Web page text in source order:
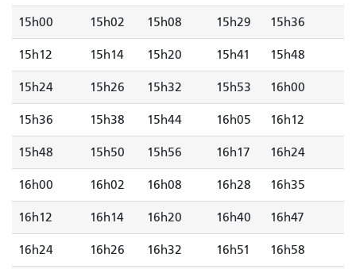
15h00 15h02 15h08 15h29 15h36
15h12 15h14 15h20 15h41 15h48
15h24 15h26 15h32 15h53 16h00
15h36 15h38 15h44 16h05 16h12
15h48 15h50 15h56 16h17 16h24
16h00 16h02 16h08 16h28 16h35
16h12 16h14 16h20 16h40 16h47
16h24 16h26 16h32 16h51 16h58